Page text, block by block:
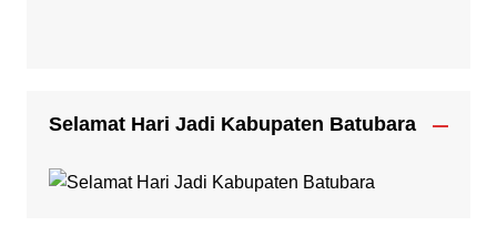
Selamat Hari Jadi Kabupaten Batubara